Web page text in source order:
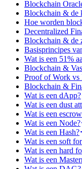
Blockchain
Blockchain & de
Hoe worden
Decentralized
Blockchain & de
Basisprincipes
Wat is een 51%
Blockchain &
Proof of Work vs
Blockchain &
Wat is een dApp?
Wat is een dust
Wat is een
Wat is een Node?
Wat is een Hash?
Wat is een soft
Wat is een hard
Wat is een